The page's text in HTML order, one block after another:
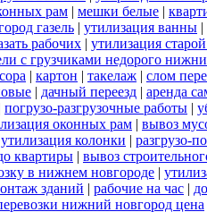
рам | мешки белые |
газель | утилизация ванны |
рабочих | утилизация
с грузчиками недорого
| картон | такелаж | слом
| дачный переезд | аренда
погрузо-разгрузочные работы |
оконных рам | вывоз
утилизация колонки | разгрузо-
квартиры | вывоз
в нижнем новгороде |
зданий | рабочие на час |
нижний новгород цена